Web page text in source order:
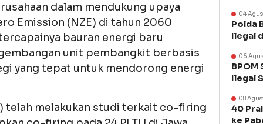
dalam mendukung upaya
Emission (NZE) di tahun 2060
bauran energi baru
unit pembangkit berbasis
yang tepat untuk mendorong energi
telah melakukan studi terkait co-firing
04
Polda
Ilegal
06
BPOM
Ilegal
08
40
ke